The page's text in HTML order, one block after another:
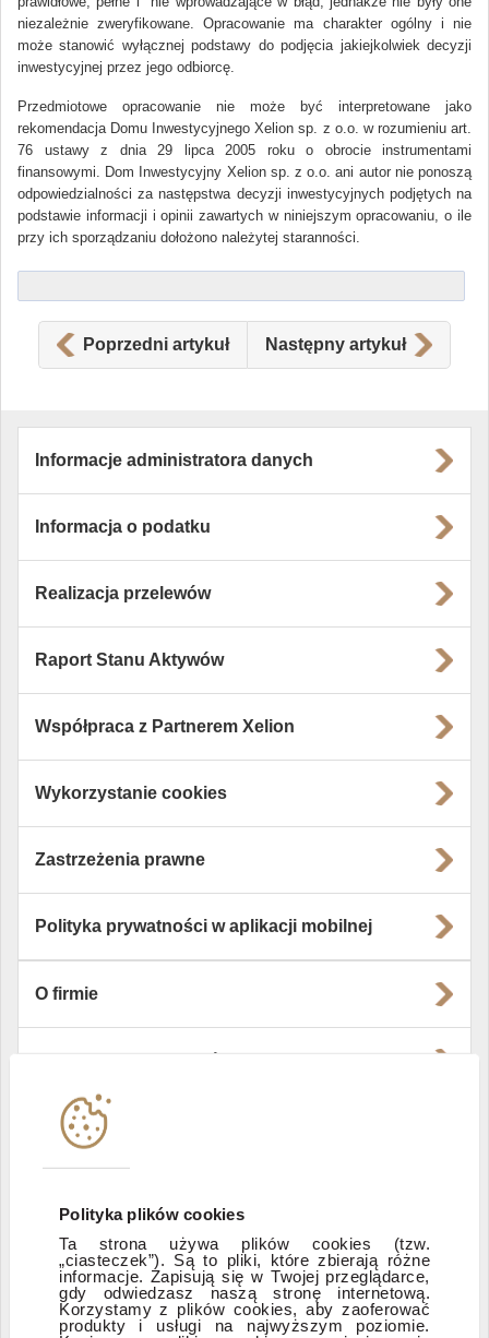
Polityka plików cookies
Ta strona używa plików cookies (tzw.
„ciasteczek”). Są to pliki, które zbierają różne
informacje. Zapisują się w Twojej przeglądarce,
gdy odwiedzasz naszą stronę internetową.
Korzystamy z plików cookies, aby zaoferować
produkty i usługi na najwyższym poziomie.
niezależnie zweryfikowane. Opracowanie ma charakter ogólny i nie
może stanowić wyłącznej podstawy do podjęcia jakiejkolwiek decyzji
inwestycyjnej przez jego odbiorcę.
Przedmiotowe opracowanie nie może być interpretowane jako
rekomendacja Domu Inwestycyjnego Xelion sp. z o.o. w rozumieniu art.
76 ustawy z dnia 29 lipca 2005 roku o obrocie instrumentami
finansowymi. Dom Inwestycyjny Xelion sp. z o.o. ani autor nie ponoszą
odpowiedzialności za następstwa decyzji inwestycyjnych podjętych na
podstawie informacji i opinii zawartych w niniejszym opracowaniu, o ile
przy ich sporządzaniu dołożono należytej staranności.
Poprzedni artykuł Następny artykuł
Informacje administratora danych
Informacja o podatku
Realizacja przelewów
Raport Stanu Aktywów
Współpraca z Partnerem Xelion
Wykorzystanie cookies
Zastrzeżenia prawne
Polityka prywatności w aplikacji mobilnej
O firmie
Instytucje współpracujące
Zastrzeżenia prawne
ESG